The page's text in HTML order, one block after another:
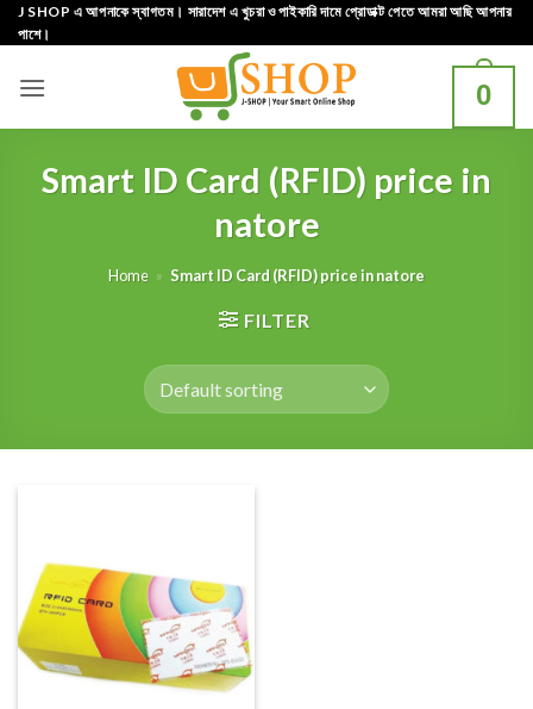
Skip
to
J SHOP এ আপনাকে স্বাগতম। সারাদেশ এ খুচরা ও পাইকারি দামে প্রোডাক্ট পেতে আমরা আছি আপনার
পাশে।
0
Smart ID Card (RFID) price in
natore
Home » Smart ID Card (RFID) price in natore
FILTER